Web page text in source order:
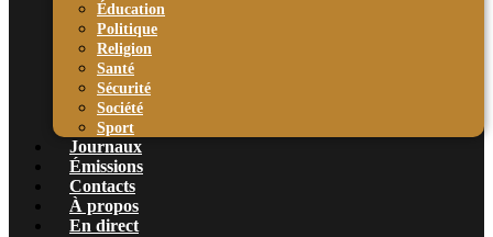
Éducation
Politique
Religion
Santé
Sécurité
Société
Sport
Journaux
Émissions
Contacts
À propos
En direct